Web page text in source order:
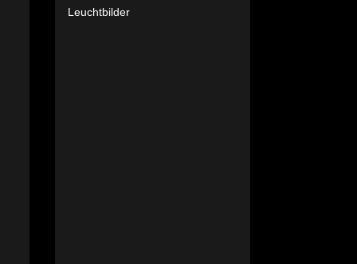
Leuchtbilder